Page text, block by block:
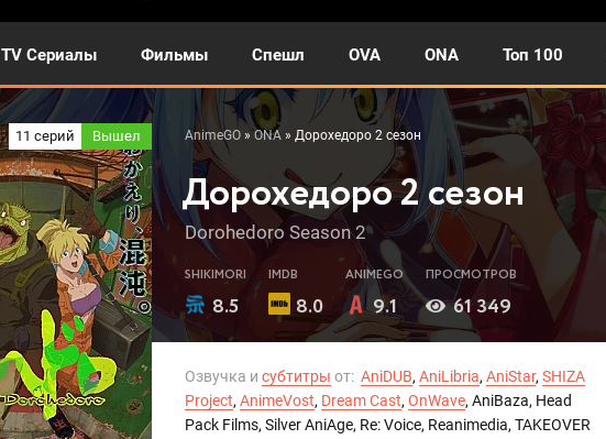
TV Сериалы Фильмы Спешл OVA ONA Топ 100
AnimeGO »ONA » Дорохедоро 2 сезон
Дорохедоро 2 сезон
11 серий Вышел
Dorohedoro Season 2
SHIKIMORI
8.5
IMDB
8.0
ANIMEGO
9.1
ПРОСМОТРОВ
61 349
Озвучка и субтитры от: AniDUB, AniLibria, AniStar, SHIZA
Project, AnimeVost, Dream Cast, OnWave, AniBaza, Head
Pack Films, Silver AniAge, Re: Voice, Reanimedia, TAKEOVER